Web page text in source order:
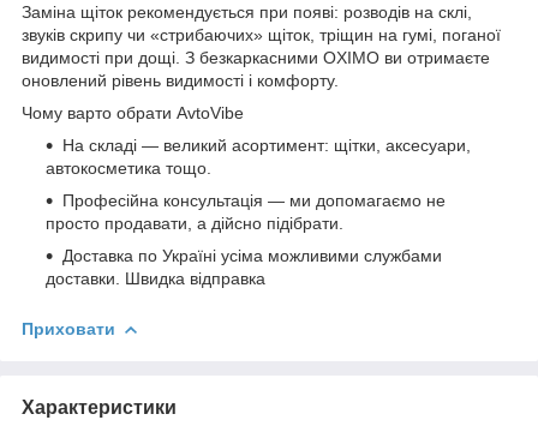
Заміна щіток рекомендується при появі: розводів на склі,
звуків скрипу чи «стрибаючих» щіток, тріщин на гумі, поганої
видимості при дощі. З безкаркасними OXIMO ви отримаєте
оновлений рівень видимості і комфорту.
Чому варто обрати AvtoVibe
На складі — великий асортимент: щітки, аксесуари,
автокосметика тощо.
Професійна консультація — ми допомагаємо не
просто продавати, а дійсно підібрати.
Доставка по Україні усіма можливими службами
доставки. Швидка відправка
Приховати
Характеристики